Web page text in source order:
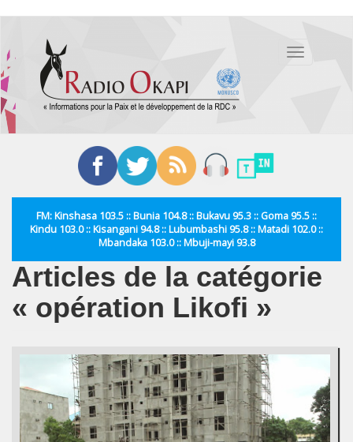
contenu
principal
Toggle
FM: Kinshasa 103.5 :: Bunia 104.8 :: Bukavu 95.3 :: Goma 95.5 ::
Kindu 103.0 :: Kisangani 94.8 :: Lubumbashi 95.8 :: Matadi 102.0 ::
Mbandaka 103.0 :: Mbuji-mayi 93.8
Articles de la catégorie
« opération Likofi »